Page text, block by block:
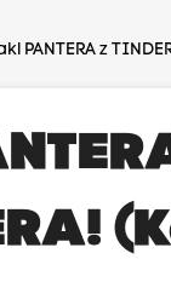
PANTERA z